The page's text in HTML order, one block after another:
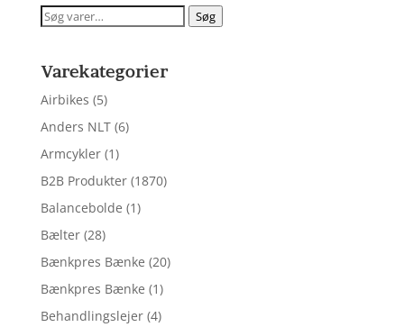
Søg
Søg
Varekategorier
Airbikes (5)
Anders NLT (6)
Armcykler (1)
B2B Produkter (1870)
Balancebolde (1)
Bælter (28)
Bænkpres Bænke (20)
Bænkpres Bænke (1)
Behandlingslejer (4)